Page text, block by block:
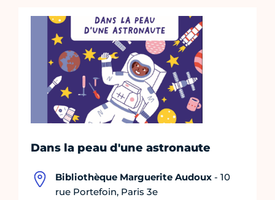
Dans la peau d'une astronaute
Bibliothèque Marguerite Audoux - 10
rue Portefoin, Paris 3e